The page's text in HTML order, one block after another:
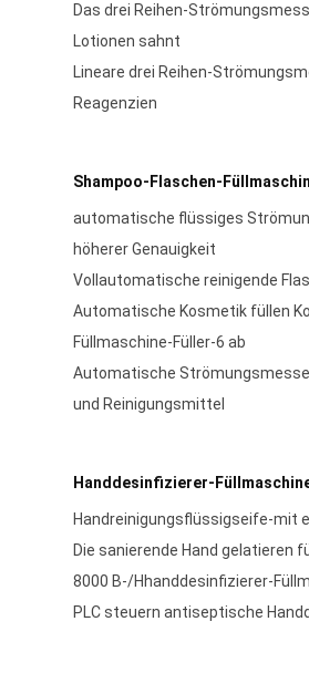
Das drei Reihen-
Lotionen sahnt
Lineare drei Reihen-
Reagenzien
Shampoo-Flaschen-
automatische flüssiges
höherer Genauigkeit
Vollautomatische reinigende
Automatische Kosmetik füllen
Füllmaschine-Füller-6 ab
Automatische
und Reinigungsmittel
Handdesinfizierer-
Handreinigungsflüssigseife-mit
Die sanierende Hand gelatieren
8000 B-/Hhanddesinfizierer-
PLC steuern antiseptische